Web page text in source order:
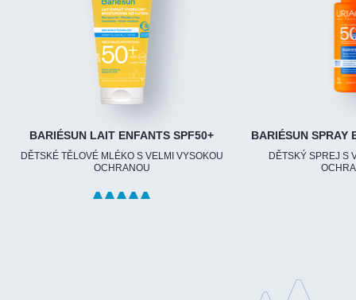
BARIÉSUN LAIT ENFANTS SPF50+
DĚTSKÉ TĚLOVÉ MLÉKO S VELMI VYSOKOU
OCHRANOU
BARIÉSUN SPRAY
DĚTSKÝ SPREJ S